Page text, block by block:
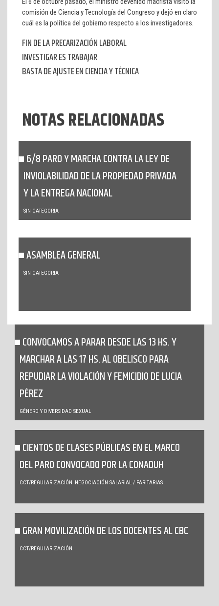
comisión de Ciencia y Tecnología del Congreso y dejó en claro
cuál es la política del gobierno respecto a los investigadores.
FIN DE LA PRECARIZACIÓN LABORAL
INVESTIGAR ES TRABAJAR
BASTA DE AJUSTE EN CIENCIA Y TÉCNICA
NOTAS RELACIONADAS
6/8 PARO Y MARCHA CONTRA LA LEY DE
INVIOLABILIDAD DE LA PROPIEDAD PRIVADA
Y LA ENTREGA NACIONAL
SIN CATEGORIA
ASAMBLEA GENERAL
SIN CATEGORIA
CONVOCAMOS A PARAR DESDE LAS 13 HS. Y
MARCHAR A LAS 17 HS. AL OBELISCO PARA
REPUDIAR LA VIOLACIÓN Y FEMICIDIO DE LUCIA
PÉREZ
GÉNERO Y DIVERSIDAD SEXUAL
CIENTOS DE CLASES PÚBLICAS EN EL MARCO
DEL PARO CONVOCADO POR LA CONADUH
CCT/REGULARIZACIÓN NEGOCIACIÓN SALARIAL / PARITARIAS
GRAN MOVILIZACIÓN DE LOS DOCENTES AL CBC
CCT/REGULARIZACIÓN